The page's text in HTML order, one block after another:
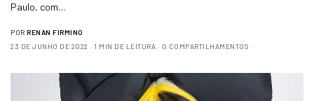
Paulo, com…
POR RENAN FIRMINO
23 DE JUNHO DE 2022
1 MIN DE LEITURA 0 COMPARTILHAMENTOS